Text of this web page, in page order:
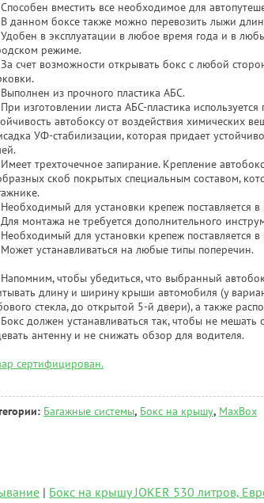
вместить все необходимое для
боксе также можно перевозить лыжи
в эксплуатации в любое время года и в
режиме.
счет возможности открывать бокс с любой
из прочного пластика АБС.
изготовлении листа АБС-пластика
автобоксу от воздействия химических
УФ-стабилизации, которая придает
трехточечное запирание. Крепление
скоб покрытых специальным составом,
для установки крепеж поставляется в
монтажа не требуется дополнительного
для установки крепеж поставляется в
устанавливаться на любые типы поперечин.
чтобы убедиться, что выбранный
длину и ширину крыши автомобиля (у
стекла, до открытой 5-й двери), а также
должен устанавливаться так, чтобы не мешать
антенну и не снижать обзор для водителя.
сертифицирован.
Багажные системы, Бокс на крышу, MaxBox
| Бокс на крышу JOKER 530 литров,